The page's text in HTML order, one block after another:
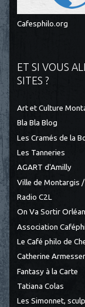
Cafesphilo.org
ET SI VOUS
SITES ?
Art et Culture
Bla Bla Blog
Les Cramés de la
Les Tanneries
AGART d'Amilly
Ville de Montargis
Radio C2L
On Va Sortir
Association
Le Café philo de
Catherine
Fantasy à la Carte
Tatiana Colas
Les Simonnet,